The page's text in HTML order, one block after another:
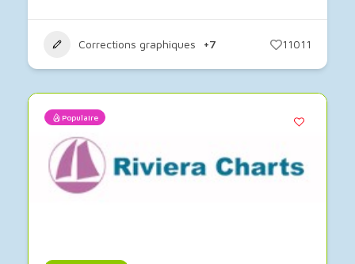
Corrections graphiques +7 11011
Populaire